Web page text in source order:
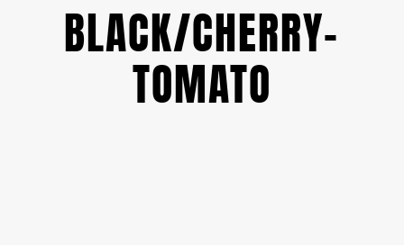
BLACK/CHERRY-
TOMATO